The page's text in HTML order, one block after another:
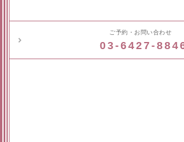
ご予約・お問い合わせ
03-6427-